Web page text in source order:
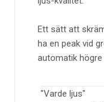
Ett sätt att
ha en peak vid
automatik högre